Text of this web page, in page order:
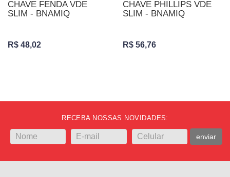
CHAVE FENDA VDE
SLIM - BNAMIQ
R$ 48,02
CHAVE PHILLIPS VDE
SLIM - BNAMIQ
R$ 56,76
RECEBA NOSSAS NOVIDADES:
enviar